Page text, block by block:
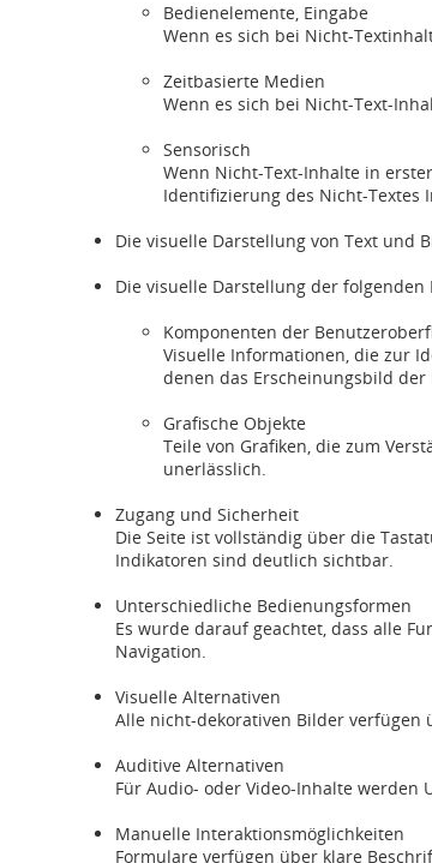
Bedienelemente, Eingabe
Wenn es sich bei Nicht-
Zeitbasierte Medien
Wenn es sich bei Nicht-Text-
Sensorisch
Wenn Nicht-Text-Inhalte in
Identifizierung des Nicht-Textes
Die visuelle Darstellung von Text und
Die visuelle Darstellung der
Komponenten der
Visuelle Informationen, die zur
denen das Erscheinungsbild
Grafische Objekte
Teile von Grafiken, die zum
unerlässlich.
Zugang und Sicherheit
Die Seite ist vollständig über die
Indikatoren sind deutlich sichtbar.
Unterschiedliche Bedienungsformen
Es wurde darauf geachtet, dass alle
Navigation.
Visuelle Alternativen
Alle nicht-dekorativen Bilder verfügen
Auditive Alternativen
Für Audio- oder Video-Inhalte
Manuelle Interaktionsmöglichkeiten
Formulare verfügen über klare